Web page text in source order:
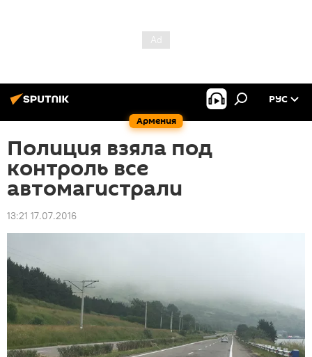
Армения
РУС
Полиция взяла под
контроль все
автомагистрали
13:21 17.07.2016